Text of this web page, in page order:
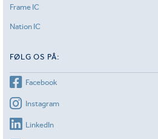
Frame IC
Nation IC
FØLG OS PÅ:
Facebook
Instagram
LinkedIn